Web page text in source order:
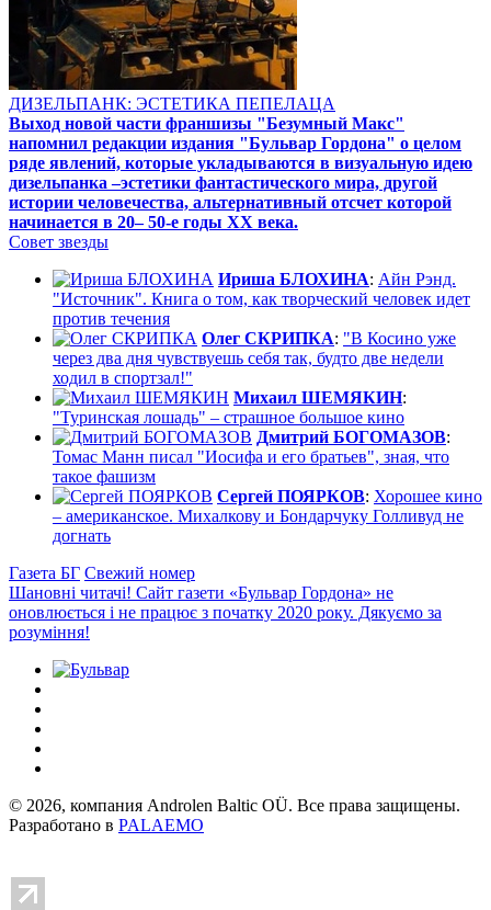
ДИЗЕЛЬПАНК: ЭСТЕТИКА ПЕПЕЛАЦА
Выход новой части франшизы "Безумный Макс"
напомнил редакции издания "Бульвар Гордона" о целом
ряде явлений, которые укладываются в визуальную идею
дизельпанка –эстетики фантастического мира, другой
истории человечества, альтернативный отсчет которой
начинается в 20– 50-е годы XX века.
Совет звезды
Ириша БЛОХИНА: Айн Рэнд.
"Источник". Книга о том, как творческий человек идет
против течения
Олег СКРИПКА: "В Косино уже
через два дня чувствуешь себя так, будто две недели
ходил в спортзал!"
Михаил ШЕМЯКИН:
"Туринская лошадь" – страшное большое кино
Дмитрий БОГОМАЗОВ:
Томас Манн писал "Иосифа и его братьев", зная, что
такое фашизм
Сергей ПОЯРКОВ: Хорошее кино
– американское. Михалкову и Бондарчуку Голливуд не
догнать
Газета БГ Свежий номер
Шановні читачі! Сайт газети «Бульвар Гордона» не
оновлюється і не працює з початку 2020 року. Дякуємо за
розуміння!
© 2026, компания Androlen Baltic OÜ. Все права защищены.
Разработано в PALAEMO